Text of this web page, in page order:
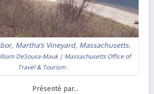
Martha’s Vineyard, Massachusetts.
DeSousa-Mauk | Massachusetts Office of
Travel & Tourism.
Présenté par...